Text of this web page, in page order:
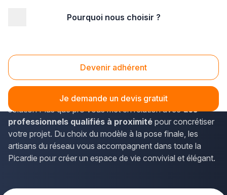
Pourquoi nous choisir ?
Devenir adhérent
Je demande un devis gratuit
Pergolas Aisne (02)
Vous envisagez l'installation d'une pergola dans l'Aisne
pour profiter pleinement de votre espace extérieur ? La
solution Plus que pro vous met en relation avecdes
professionnels qualifiés à proximité pour concrétiser
votre projet. Du choix du modèle à la pose finale, les
artisans du réseau vous accompagnent dans toute la
Picardie pour créer un espace de vie convivial et élégant.